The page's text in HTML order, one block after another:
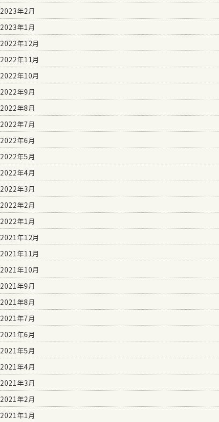
2023年2月
2023年1月
2022年12月
2022年11月
2022年10月
2022年9月
2022年8月
2022年7月
2022年6月
2022年5月
2022年4月
2022年3月
2022年2月
2022年1月
2021年12月
2021年11月
2021年10月
2021年9月
2021年8月
2021年7月
2021年6月
2021年5月
2021年4月
2021年3月
2021年2月
2021年1月